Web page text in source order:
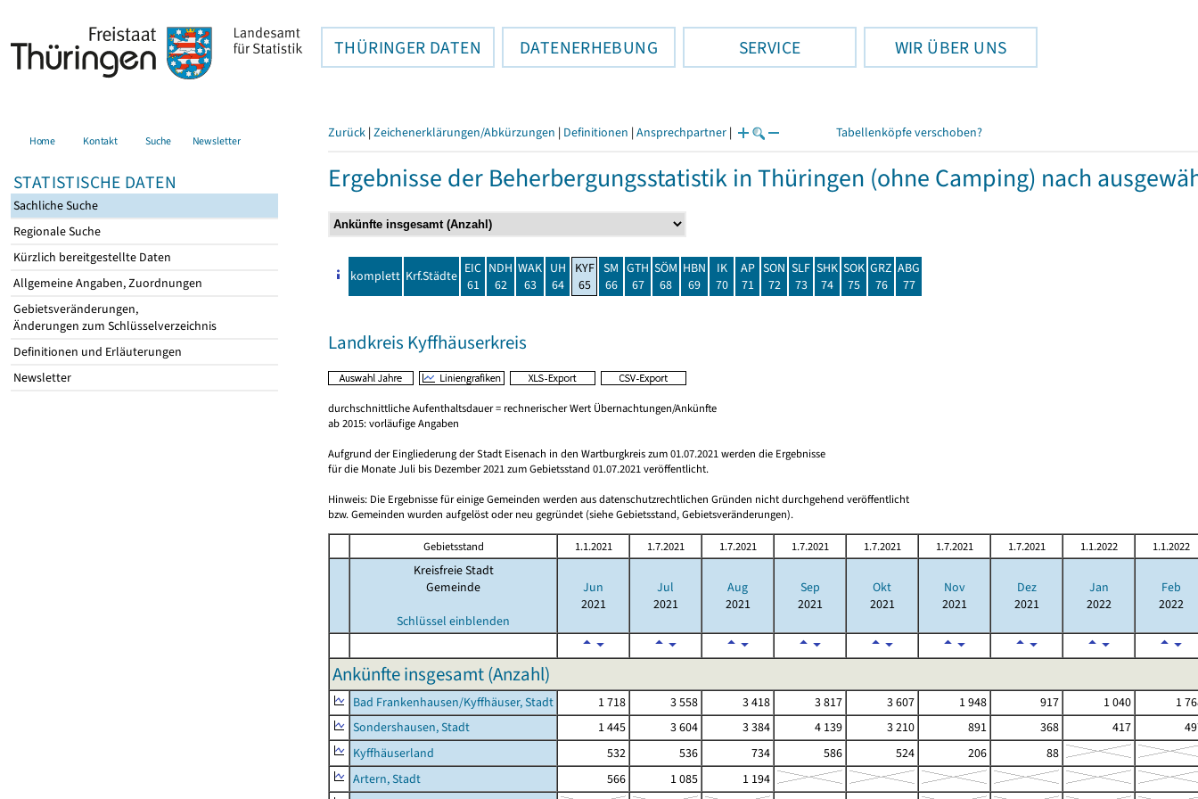
THÜRINGER DATEN DATENERHEBUNG SERVICE WIR ÜBER UNS
Home Kontakt Suche Newsletter
STATISTISCHE DATEN
Sachliche Suche
Regionale Suche
Kürzlich bereitgestellte Daten
Allgemeine Angaben, Zuordnungen
Gebietsveränderungen,
Änderungen zum Schlüsselverzeichnis
Definitionen und Erläuterungen
Newsletter
Zurück | Zeichenerklärungen/Abkürzungen | Definitionen | Ansprechpartner | Tabellenköpfe verschoben?
Ergebnisse der Beherbergungsstatistik in Thüringen (ohne Camping) nach
komplett Krf.Städte EIC
61
NDH
62
WAK
63
UH
64
KYF
65
SM
66
GTH
67
SÖM
68
HBN
69
IK
70
AP
71
SON
72
SLF
73
SHK
74
SOK
75
GRZ
76
ABG
77
Landkreis Kyffhäuserkreis
durchschnittliche Aufenthaltsdauer = rechnerischer Wert Übernachtungen/Ankünfte
ab 2015: vorläufige Angaben
Aufgrund der Eingliederung der Stadt Eisenach in den Wartburgkreis zum 01.07.2021 werden die Ergebnisse
für die Monate Juli bis Dezember 2021 zum Gebietsstand 01.07.2021 veröffentlicht.
Hinweis: Die Ergebnisse für einige Gemeinden werden aus datenschutzrechtlichen Gründen nicht durchgehend veröffentlicht
bzw. Gemeinden wurden aufgelöst oder neu gegründet (siehe Gebietsstand, Gebietsveränderungen).
Gebietsstand 1.1.2021 1.7.2021 1.7.2021 1.7.2021 1.7.2021 1.7.2021 1.7.2021 1.1.2022 1.1.2022
Kreisfreie Stadt
Gemeinde
Schlüssel einblenden
Jun
2021
Jul
2021
Aug
2021
Sep
2021
Okt
2021
Nov
2021
Dez
2021
Jan
2022
Feb
2022
Ankünfte insgesamt (Anzahl)
Bad Frankenhausen/Kyffhäuser, Stadt 1 718 3 558 3 418 3 817 3 607 1 948 917 1 040
1
Sondershausen, Stadt
1 445 3 604 3 384 4 139 3 210 891 368 417
Kyffhäuserland
532 536 734 586 524 206
88
Artern, Stadt
566 1 085
1 194